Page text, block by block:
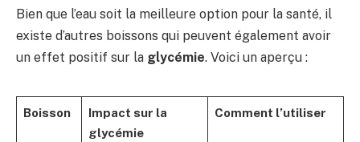
Bien que l’eau soit la meilleure option pour la santé, il
existe d’autres boissons qui peuvent également avoir
un effet positif sur la glycémie. Voici un aperçu :
Boisson
Impact sur la
glycémie
Comment l’utiliser